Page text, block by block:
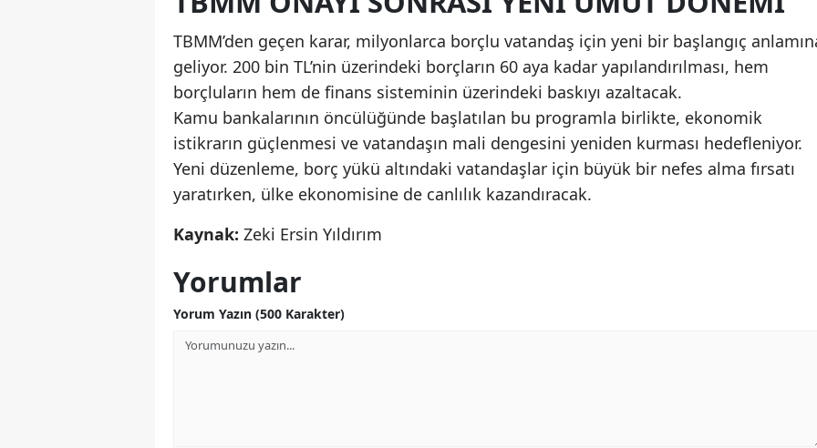
Iğdır
Yalova
Karabük
Kilis
Osmaniye
TBMM’den geçen karar, milyonlarca borçlu vatandaş için yeni bir başlangıç
geliyor. 200 bin TL’nin üzerindeki borçların 60 aya kadar yapılandırılması, hem
borçluların hem de finans sisteminin üzerindeki baskıyı azaltacak.
Kamu bankalarının öncülüğünde başlatılan bu programla birlikte, ekonomik
istikrarın güçlenmesi ve vatandaşın mali dengesini yeniden kurması hedefleniyor.
Yeni düzenleme, borç yükü altındaki vatandaşlar için büyük bir nefes alma fırsatı
yaratırken, ülke ekonomisine de canlılık kazandıracak.
Kaynak: Zeki Ersin Yıldırım
Yorumlar
Yorum Yazın (500 Karakter)